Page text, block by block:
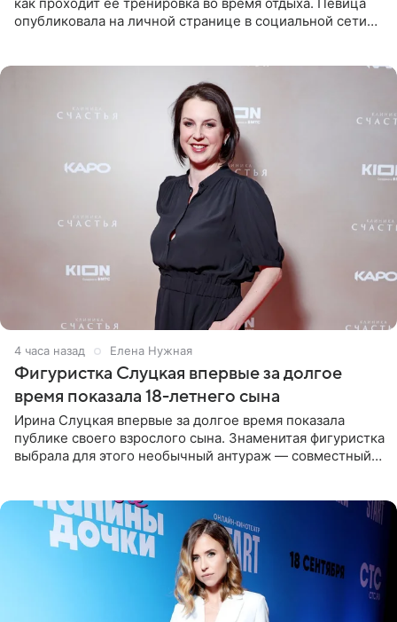
опубликовала на личной странице в социальной сети
4 часа назад Елена Нужная
Фигуристка Слуцкая впервые за долгое
время показала 18-летнего сына
Ирина Слуцкая впервые за долгое время показала
публике своего взрослого сына. Знаменитая фигуристка
выбрала для этого необычный антураж — совместный